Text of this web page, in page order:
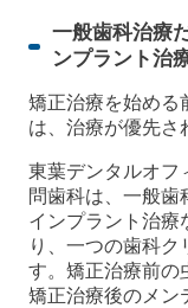
一般歯科治療
ンプラント治
矯正治療を始める
は、治療が優先さ
東葉デンタルオフ
問歯科は、一般歯
インプラント治療
り、一つの歯科ク
す。矯正治療前の
矯正治療後のメン